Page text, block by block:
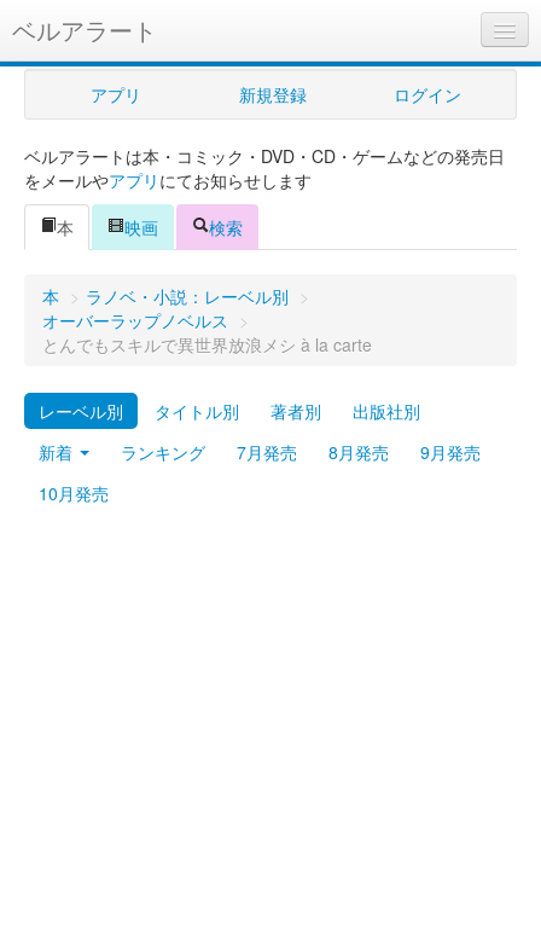
ベルアラート
ベルアラートとは
ヘルプ
新規登録
ログイン
購入管理
プレミアム
アプリ 新規登録 ログイン
ベルアラートは本・コミック・DVD・CD・ゲームなどの発売日
をメールやアプリ にてお知らせします
本
映画 検索
本 > ラノベ・小説：レーベル別 >
オーバーラップノベルス
>
とんでもスキルで異世界放浪メシ à la carte
レーベル別 タイトル別 著者別
出版社別
新着
ランキング 7月発売 8月発売
9月発売
10月発売